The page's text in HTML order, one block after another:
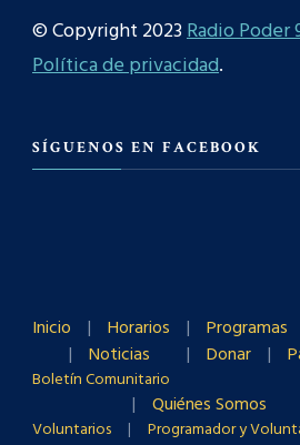
© Copyright 2023Radio Poder
Política de privacidad.
SÍGUENOS EN FACEBOOK
Inicio Horarios Programas
Noticias
Boletín Comunitario
Donar
Quiénes Somos
Voluntarios Programador y